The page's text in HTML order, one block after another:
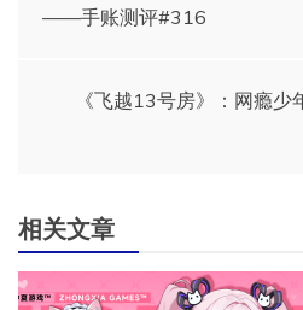
——手账测评#316
《飞越13号房》：网瘾
相关文章